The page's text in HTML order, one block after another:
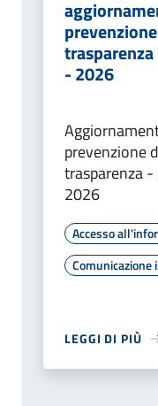
- 2026
prevenzione
trasparenza
2026
Accesso
LEGGI DI PIÙ